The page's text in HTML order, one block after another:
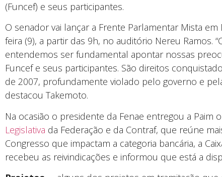
(Funcef) e seus participantes.
O senador vai lançar a Frente Parlamentar Mista
feira (9), a partir das 9h, no auditório Nereu Ramos.
entendemos ser fundamental apontar nossas
Funcef e seus participantes. São direitos
de 2007, profundamente violado pelo governo e
destacou Takemoto.
Na ocasião o presidente da Fenae entregou a Paim o
Legislativa da Federação e da Contraf, que reúne
Congresso que impactam a categoria bancária, a
recebeu as reivindicações e informou que está a